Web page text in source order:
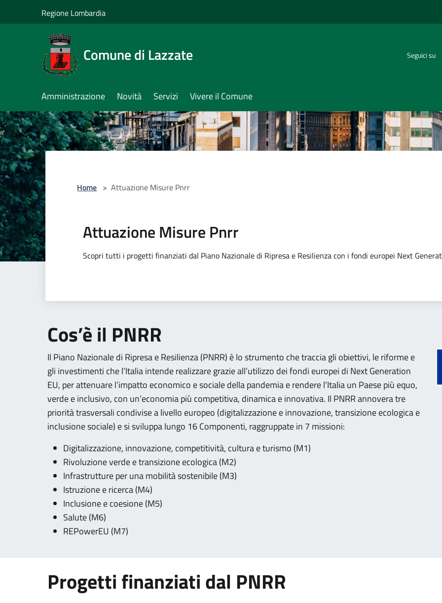
Regione Lombardia
Comune di Lazzate Seguici su
Amministrazione Novità Servizi Vivere il Comune
Home > Attuazione Misure Pnrr
Attuazione Misure Pnrr
Scopri tutti i progetti finanziati dal Piano Nazionale di Ripresa e Resilienza con i fondi europei Next
Cos’è il PNRR
Il Piano Nazionale di Ripresa e Resilienza (PNRR) è lo strumento che traccia gli obiettivi, le riforme e
gli investimenti che l’Italia intende realizzare grazie all’utilizzo dei fondi europei di Next Generation
EU, per attenuare l’impatto economico e sociale della pandemia e rendere l’Italia un Paese più equo,
verde e inclusivo, con un’economia più competitiva, dinamica e innovativa. Il PNRR annovera tre
priorità trasversali condivise a livello europeo (digitalizzazione e innovazione, transizione ecologica e
inclusione sociale) e si sviluppa lungo 16 Componenti, raggruppate in 7 missioni:
Digitalizzazione, innovazione, competitività, cultura e turismo (M1)
Rivoluzione verde e transizione ecologica (M2)
Infrastrutture per una mobilità sostenibile (M3)
Istruzione e ricerca (M4)
Inclusione e coesione (M5)
Salute (M6)
REPowerEU (M7)
Progetti finanziati dal PNRR